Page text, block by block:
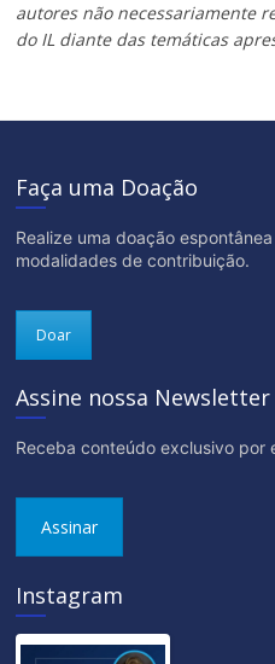
autores não necessariamente
do IL diante das temáticas
Faça uma Doação
Realize uma doação
modalidades de contribuição.
Doar
Assine nossa Newsletter
Receba conteúdo exclusivo por
Assinar
Instagram